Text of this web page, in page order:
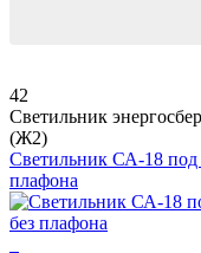
42
Светильник
(Ж2)
Светильник СА-18
плафона